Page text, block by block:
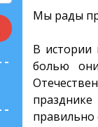
Мы рады
В истории
болью
правильно